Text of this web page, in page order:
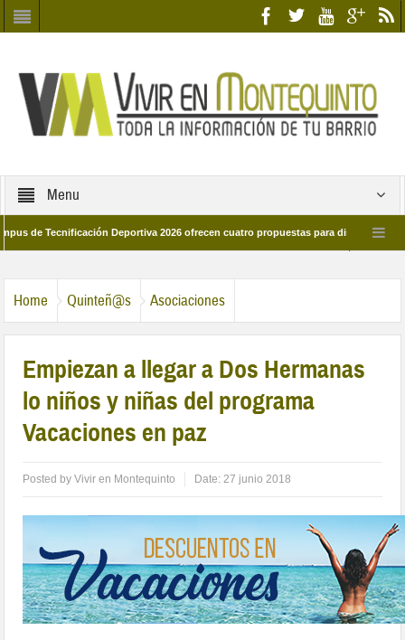
Menu
Tecnificación Deportiva 2026 ofrecen cuatro propuestas para disfrutar del deporte
Home Quinteñ@s Asociaciones
Empiezan a llegar a Dos Hermanas
lo niños y niñas del programa
Vacaciones en paz
Posted byVivir en Montequinto Date:27 junio 2018